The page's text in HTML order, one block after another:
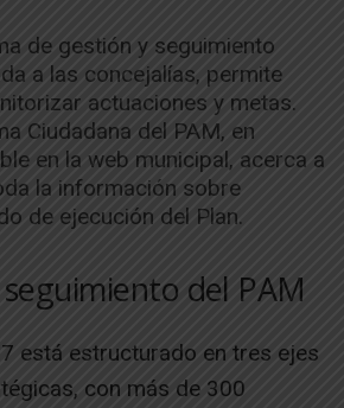
de gestión y seguimiento
a las concejalías, permite
actuaciones y metas.
Ciudadana del PAM, en
en la web municipal, acerca a
la información sobre
de ejecución del Plan.
del PAM
está estructurado en tres ejes
con más de 300